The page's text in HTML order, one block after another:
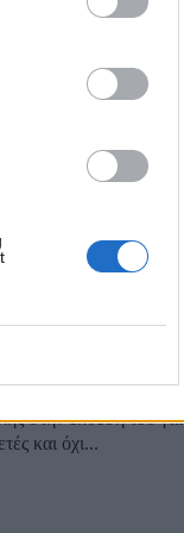
και αυξήσεις
Χρήστος
7,5% για ένα μεγάλο
αλλά όχι
στην έκθεσή του για
και όχι...